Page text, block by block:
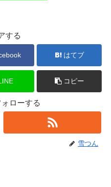
する
はてブ
コピー
ローする
雪つん